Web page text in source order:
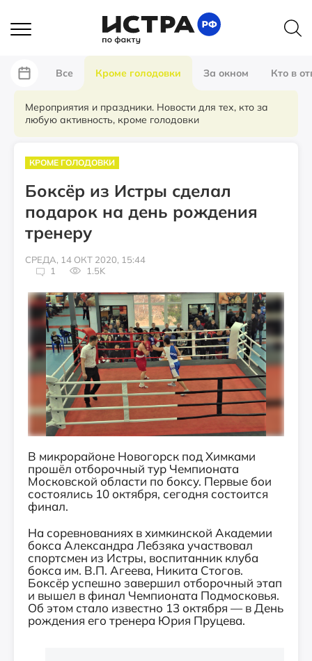
Все Кроме голодовки За окном Кто в
Мероприятия и праздники. Новости для тех, кто за
любую активность, кроме голодовки
КРОМЕ ГОЛОДОВКИ
Боксёр из Истры сделал
подарок на день рождения
тренеру
СРЕДА, 14 ОКТ 2020, 15:44
1
1.5K
В микрорайоне Новогорск под Химками
прошёл отборочный тур Чемпионата
Московской области по боксу. Первые бои
состоялись 10 октября, сегодня состоится
финал.
На соревнованиях в химкинской Академии
бокса Александра Лебзяка участвовал
спортсмен из Истры, воспитанник клуба
бокса им. В.П. Агеева, Никита Стогов.
Боксёр успешно завершил отборочный этап
и вышел в финал Чемпионата Подмосковья.
Об этом стало известно 13 октября — в День
рождения его тренера Юрия Пруцева.